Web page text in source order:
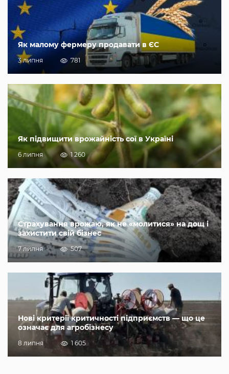
Як малому фермеру продавати в ЄС
3 липня 781
Як підвищити врожайність сої в Україні
6 липня 1 260
Страхування врожаю, як не «молитися» на дощ і
захистити свій бізнес
7 липня 507
Нові критерії критичності підприємств — що це
означає для агробізнесу
8 липня 1 605